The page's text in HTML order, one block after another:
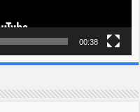
00:38